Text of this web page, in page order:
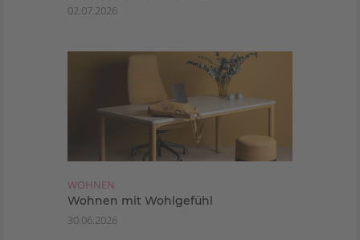
02.07.2026
WOHNEN
Wohnen mit Wohlgefühl
30.06.2026